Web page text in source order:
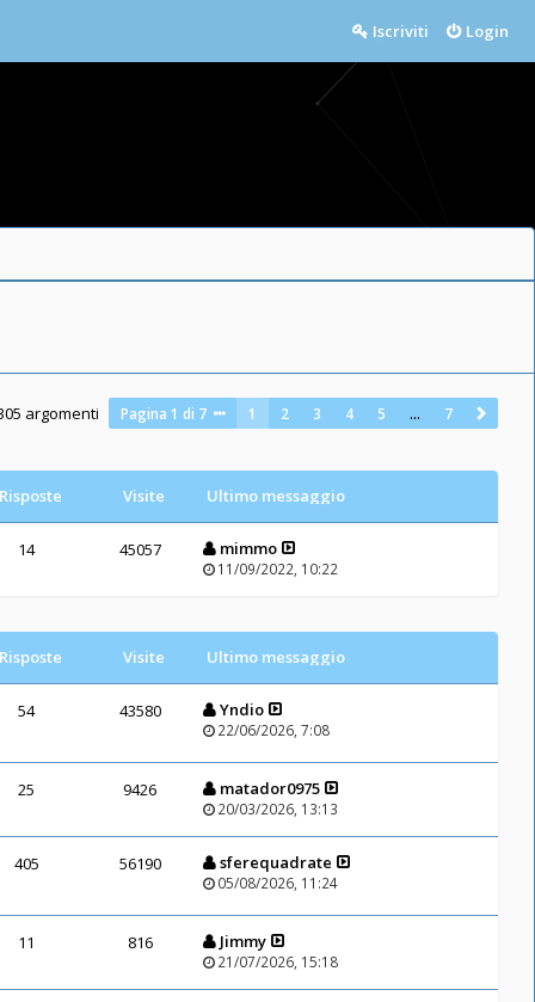
Login
Iscriviti
argomenti Pagina1 di 7 1 2 3 4 5 … 7
Risposte Visite Ultimo messaggio
14 45057 mimmo
11/09/2022, 10:22
Risposte Visite Ultimo messaggio
54 43580 Yndio
22/06/2026, 7:08
25 9426 matador0975
20/03/2026, 13:13
405 56190 sferequadrate
05/08/2026, 11:24
11 816 Jimmy
21/07/2026, 15:18